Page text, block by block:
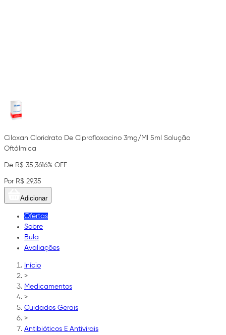
Ciloxan Cloridrato De Ciprofloxacino 3mg/Ml 5ml Solução
Oftálmica
De R$ 35,3616% OFF
Por R$ 29,35
Adicionar
Ofertas
Sobre
Bula
Avaliações
Início
>
Medicamentos
>
Cuidados Gerais
>
Antibióticos E Antivirais